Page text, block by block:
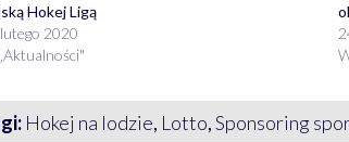
Hokej Ligą
2020
Hokej na lodzie, Lotto,Sponsoring